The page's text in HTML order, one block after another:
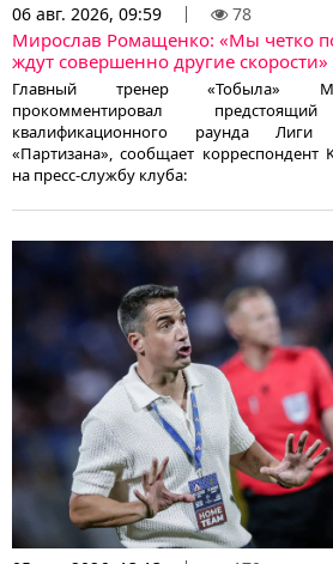
06 авг. 2026, 09:59 78
Мирослав Ромащенко: «Мы четко
ждут совершенно другие скорости»
Главный тренер «Тобыла»
прокомментировал
квалификационного раунда Лиги
«Партизана», сообщает корреспондент
на пресс-службу клуба: